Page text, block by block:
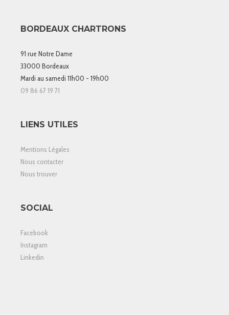
BORDEAUX CHARTRONS
91 rue Notre Dame
33000 Bordeaux
Mardi au samedi 11h00 - 19h00
09 86 67 19 71
LIENS UTILES
Mentions Légales
Nous contacter
Nous trouver
SOCIAL
Facebook
Instagram
Linkedin